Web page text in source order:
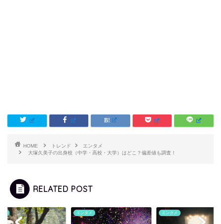
HOME トレンド
エンタメ
大塚久美子の出身校（中学・高校・大学）はどこ？偏差値も調査！
RELATED POST
エンタメ エンタメ